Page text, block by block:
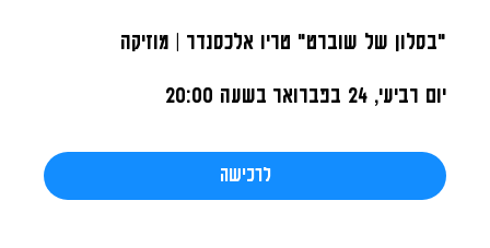
"בסלון של שוברט" טריו אלכסנדר | מוזיקה
יום רביעי, 24 בפברואר בשעה 20:00
לרכישה